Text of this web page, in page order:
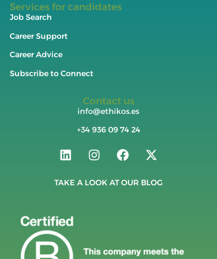
Services for candidates
Job Search
Career Support
Career Advice
Subscribe to Connect
Contact us
info@ethikos.es
+34 936 09 74 24
TAKE A LOOK AT OUR BLOG